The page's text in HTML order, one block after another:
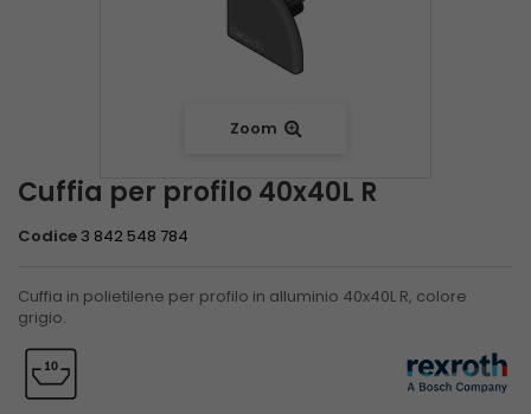
Zoom
Cuffia per profilo 40x40L R
Codice 3 842 548 784
Cuffia in polietilene per profilo in alluminio 40x40L R, colore
grigio.